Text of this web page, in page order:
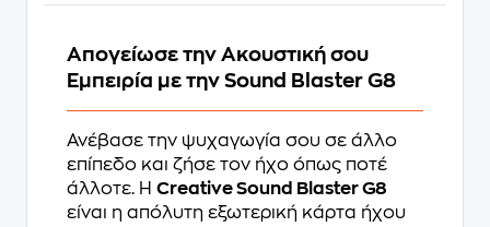
Απογείωσε την Ακουστική σου
Εμπειρία με την Sound Blaster G8
Ανέβασε την ψυχαγωγία σου σε άλλο
επίπεδο και ζήσε τον ήχο όπως ποτέ
άλλοτε. Η Creative Sound Blaster G8
είναι η απόλυτη εξωτερική κάρτα ήχου